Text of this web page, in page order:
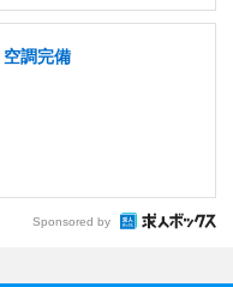
調完備
Sponsored by